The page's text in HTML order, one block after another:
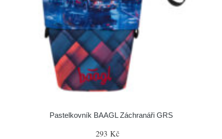
Pastelkovník BAAGL Záchranáři GRS
293 Kč